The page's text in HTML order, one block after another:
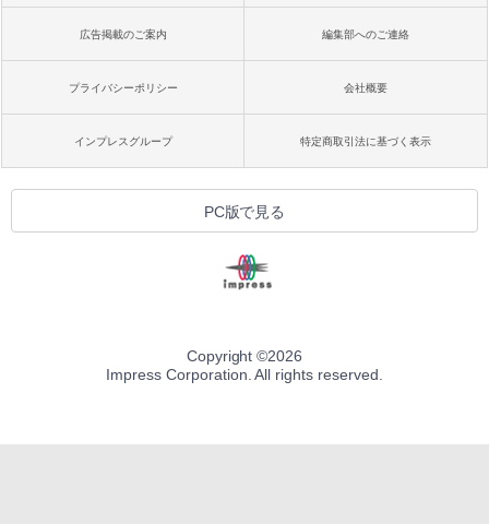
広告掲載のご案内 編集部へのご連絡
プライバシーポリシー 会社概要
インプレスグループ 特定商取引法に基づく表示
PC版で見る
Copyright ©2026
Impress Corporation. All rights reserved.